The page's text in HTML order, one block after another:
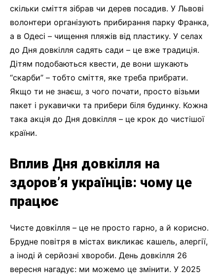
скільки сміття зібрав чи дерев посадив. У Львові
волонтери організують прибирання парку Франка,
а в Одесі – чищення пляжів від пластику. У селах
до Дня довкілля садять сади – це вже традиція.
Дітям подобаються квести, де вони шукають
“скарби” – тобто сміття, яке треба прибрати.
Якщо ти не знаєш, з чого почати, просто візьми
пакет і рукавички та прибери біля будинку. Кожна
така акція до Дня довкілля – це крок до чистішої
країни.
Вплив Дня довкілля на
здоров’я українців: чому це
працює
Чисте довкілля – це не просто гарно, а й корисно.
Брудне повітря в містах викликає кашель, алергії,
а іноді й серйозні хвороби. День довкілля 26
вересня нагадує: ми можемо це змінити. У 2025